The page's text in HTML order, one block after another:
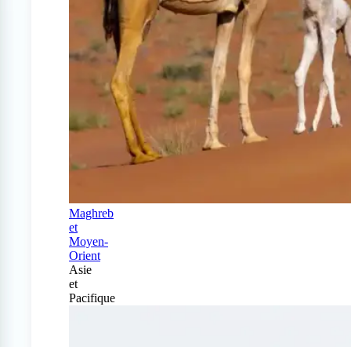
Maghreb
et
Moyen-
Orient
Asie
et
Pacifique